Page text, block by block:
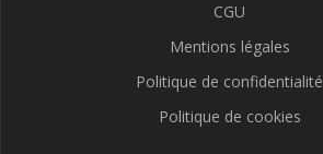
CGU
Mentions légales
Politique de confidentialité
Politique de cookies